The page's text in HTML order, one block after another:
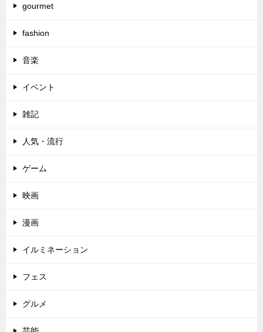
gourmet
fashion
音楽
イベント
雑記
人気・流行
ゲーム
映画
漫画
イルミネーション
フェス
グルメ